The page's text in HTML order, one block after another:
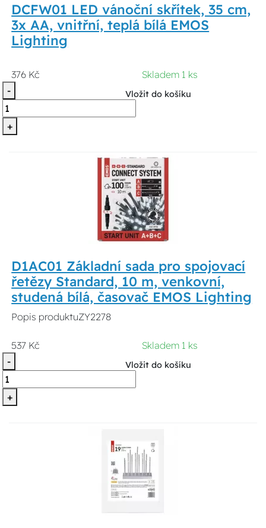
DCFW01 LED vánoční skřítek, 35 cm,
3x AA, vnitřní, teplá bílá EMOS
Lighting
376 Kč
Skladem 1 ks
-
+
Vložit do košíku
D1AC01 Základní sada pro spojovací
řetězy Standard, 10 m, venkovní,
studená bílá, časovač EMOS Lighting
Popis produktuZY2278
537 Kč
Skladem 1 ks
-
+
Vložit do košíku